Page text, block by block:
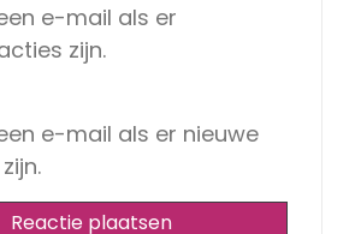
e-mail als er
zijn.
e-mail als er nieuwe